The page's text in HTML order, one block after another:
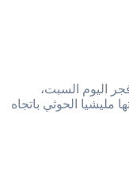
اليوم السبت،
الحوثي باتجاه